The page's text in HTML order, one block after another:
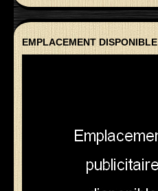
EMPLACEMENT DISPONIBLE